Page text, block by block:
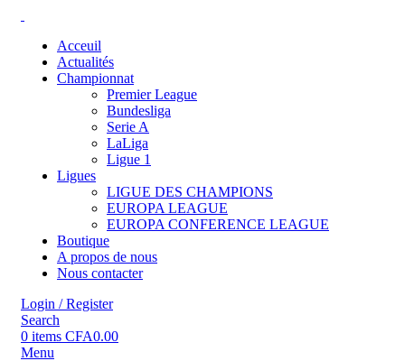
Acceuil
Actualités
Championnat
Premier League
Bundesliga
Serie A
LaLiga
Ligue 1
Ligues
LIGUE DES CHAMPIONS
EUROPA LEAGUE
EUROPA CONFERENCE LEAGUE
Boutique
A propos de nous
Nous contacter
Login / Register
Search
0 items CFA0.00
Menu